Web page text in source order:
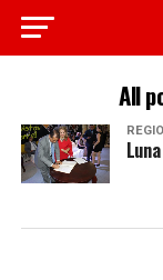
All